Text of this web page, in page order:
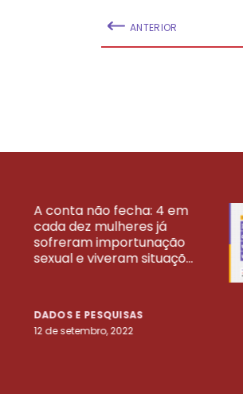
ANTERIOR
A conta não fecha: 4 em
cada dez mulheres já
sofreram importunação
sexual e viveram situaçõ...
DADOS E PESQUISAS
12 de setembro, 2022